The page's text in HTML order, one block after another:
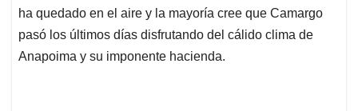
ha quedado en el aire y la mayoría cree que Camargo
pasó los últimos días disfrutando del cálido clima de
Anapoima y su imponente hacienda.